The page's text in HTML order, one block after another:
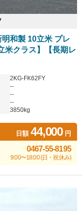
明和製 10立米 プレ
2KG-FK62FY
--
--
--
3850kg
日額44,000円
0467-55-8195
9:00〜18:00 (日・祝休み)